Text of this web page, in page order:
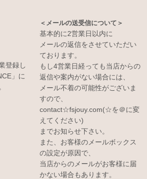
登録し
」に
＜メールの送受信について＞
基本的に2営業日以内に
メールの返信をさせていただい
ております。
もし4営業日経っても当店からの
返信や案内がない場合には、
メール不着の可能性がございま
すので、
contact☆fsjouy.com(☆を＠に変
えてください)
までお知らせ下さい。
また、お客様のメールボックス
の設定が原因で、
当店からのメールがお客様に届
かない場合もあります。